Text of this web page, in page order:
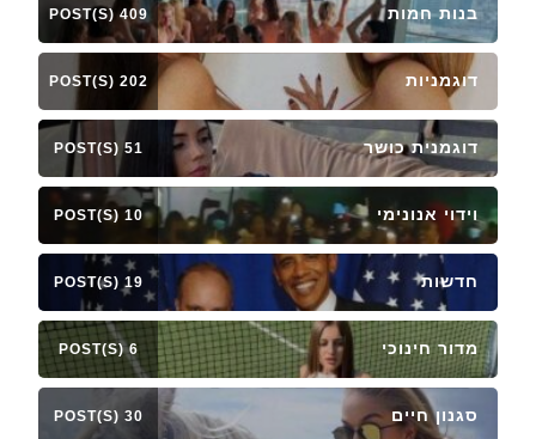
בנות חמות 409 POST(S)
דוגמניות 202 POST(S)
דוגמנית כושר 51 POST(S)
וידוי אנונימי 10 POST(S)
חדשות 19 POST(S)
מדור חינוכי 6 POST(S)
סגנון חיים 30 POST(S)